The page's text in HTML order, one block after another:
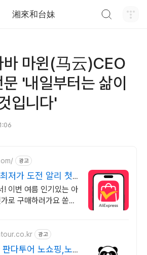
湘來和台妹
바 마윈(马云)CEO
'내일부터는 삶이
입니다'
광고
저가 도전 알리 첫
!
! 이번 여름 인기있는 아
로 구매하러가요 쏟아
광고
다투어 노쇼핑,노